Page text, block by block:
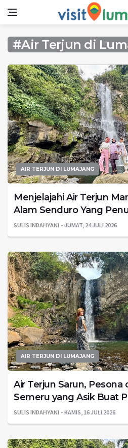
#Air Terjun di
AIR TERJUN DI LUMAJANG
Menjelajahi Air Terjun
Alam Senduro Yang
SULIS INDAHYANI JUMAT, 24 JULI 2026
AIR TERJUN DI LUMAJANG
Air Terjun Sarun, Pesona
Semeru yang Asik Buat
SULIS INDAHYANI KAMIS, 16 JULI 2026